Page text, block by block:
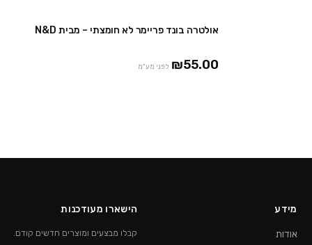
אולטרה בונד פריימר לא חומצתי – מבית N&D
₪55.00 לפני מע"מ
מידע
אודות
הישארו מעודכנות
קבלו מבצעים ומוצרים חדשים קודם.